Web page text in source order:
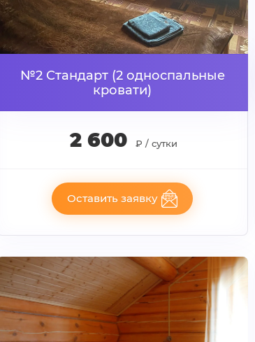
№2 Стандарт (2 односпальные
кровати)
2 600 ₽ / сутки
Оставить заявку